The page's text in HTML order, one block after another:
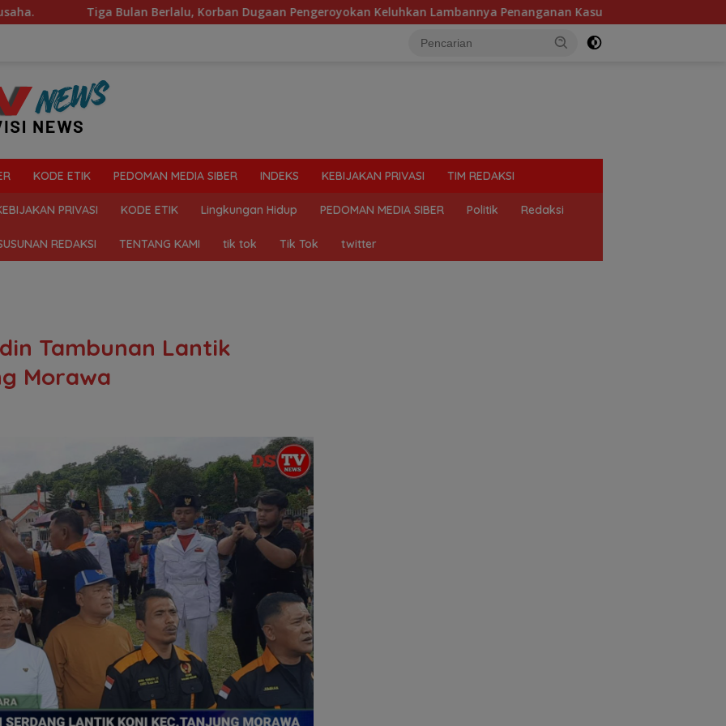
Berlalu, Korban Dugaan Pengeroyokan Keluhkan Lambannya Penanganan Kasus di Polresta Deli Serdang
KODE ETIK PEDOMAN MEDIA SIBER INDEKS KEBIJAKAN PRIVASI TIM REDAKSI
PRIVASI KODE ETIK Lingkungan Hidup PEDOMAN MEDIA SIBER Politik Redaksi
REDAKSI TENTANG KAMI tik tok Tik Tok twitter
Tambunan Lantik
Morawa